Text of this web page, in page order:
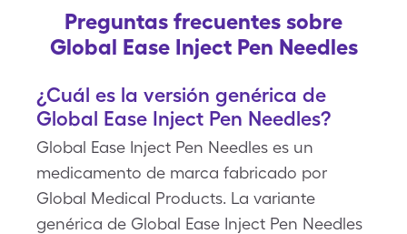
Preguntas frecuentes sobre
Global Ease Inject Pen Needles
¿Cuál es la versión genérica de
Global Ease Inject Pen Needles?
Global Ease Inject Pen Needles es un
medicamento de marca fabricado por
Global Medical Products. La variante
genérica de Global Ease Inject Pen Needles